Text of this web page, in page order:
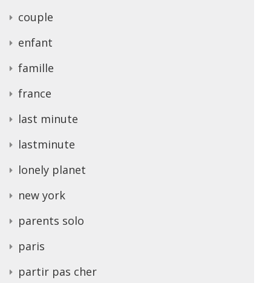
couple
enfant
famille
france
last minute
lastminute
lonely planet
new york
parents solo
paris
partir pas cher